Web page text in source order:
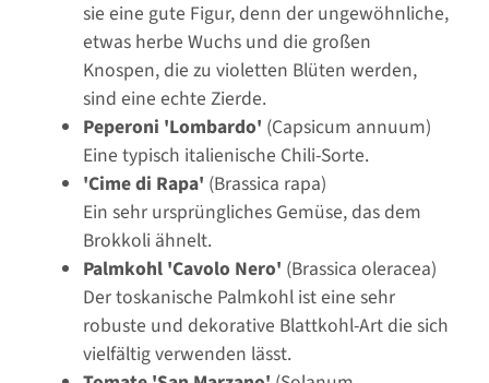
sie eine gute Figur, denn der ungewöhnliche,
etwas herbe Wuchs und die großen
Knospen, die zu violetten Blüten werden,
sind eine echte Zierde.
Peperoni 'Lombardo' (Capsicum annuum)
Eine typisch italienische Chili-Sorte.
'Cime di Rapa' (Brassica rapa)
Ein sehr ursprüngliches Gemüse, das dem
Brokkoli ähnelt.
Palmkohl 'Cavolo Nero' (Brassica oleracea)
Der toskanische Palmkohl ist eine sehr
robuste und dekorative Blattkohl-Art die sich
vielfältig verwenden lässt.